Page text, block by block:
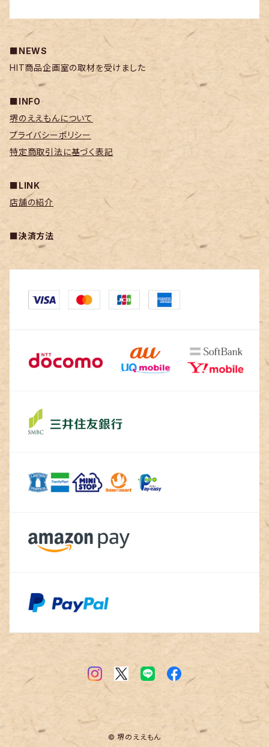
■NEWS
HIT商品企画室の取材を受けました
■INFO
堺のええもんについて
プライバシーポリシー
特定商取引法に基づく表記
■LINK
店舗の紹介
■決済方法
© 堺のええもん